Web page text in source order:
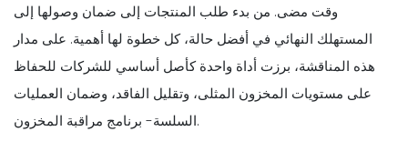
وقت مضى. من بدء طلب المنتجات إلى ضمان وصولها إلى
المستهلك النهائي في أفضل حالة، كل خطوة لها أهمية. على مدار
هذه المناقشة، برزت أداة واحدة كأصل أساسي للشركات للحفاظ
على مستويات المخزون المثلى، وتقليل الفاقد، وضمان العمليات
السلسة- برنامج مراقبة المخزون.